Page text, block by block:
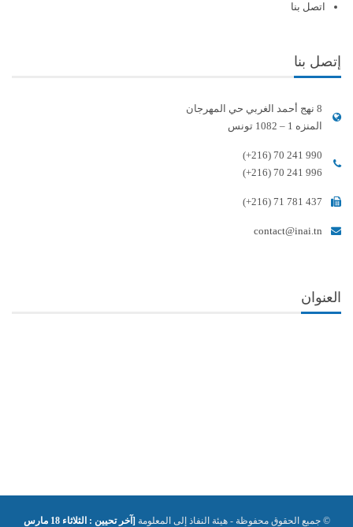
اتصل بنا
إتصل بنا
8 نهج أحمد الغربي حي المهرجان
المنزه 1 – 1082 تونس
(+216) 70 241 990
(+216) 70 241 996
(+216) 71 781 437
contact@inai.tn
العنوان
© جميع الحقوق محفوظة - هيئة النفاذ إلى المعلومة [آخر تحيين : الثلاثاء 18 مارس